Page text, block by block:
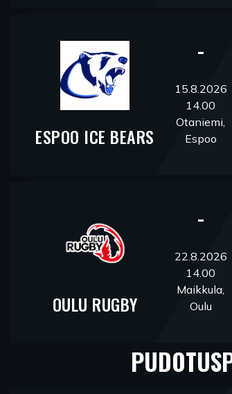
ESPOO ICE BEARS
-
15.8.2026
14.00
Otaniemi,
Espoo
OULU RUGBY
-
22.8.2026
14.00
Maikkula,
Oulu